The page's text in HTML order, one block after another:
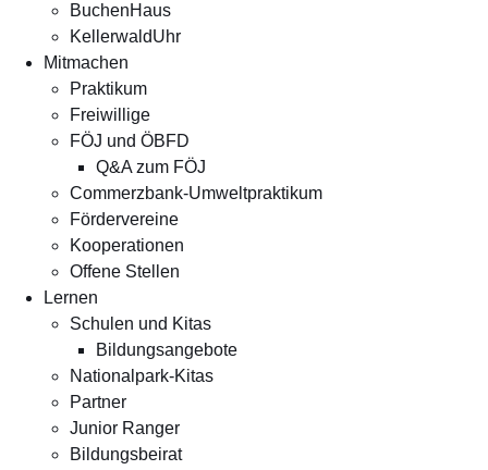
BuchenHaus
KellerwaldUhr
Mitmachen
Praktikum
Freiwillige
FÖJ und ÖBFD
Q&A zum FÖJ
Commerzbank-Umweltpraktikum
Fördervereine
Kooperationen
Offene Stellen
Lernen
Schulen und Kitas
Bildungsangebote
Nationalpark-Kitas
Partner
Junior Ranger
Bildungsbeirat